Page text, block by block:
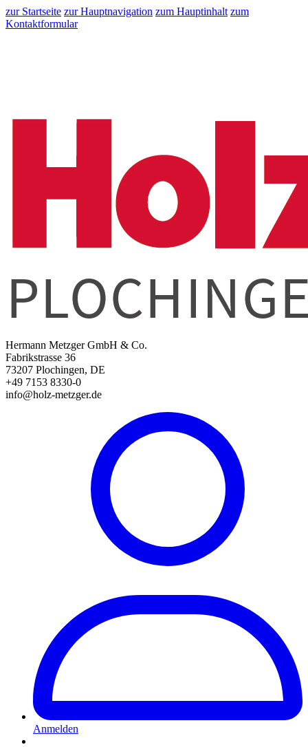
zur Startseite zur Hauptnavigation zum Hauptinhalt zum
Kontaktformular
Hermann Metzger GmbH & Co.
Fabrikstrasse 36
73207 Plochingen, DE
+49 7153 8330-0
info@holz-metzger.de
Anmelden